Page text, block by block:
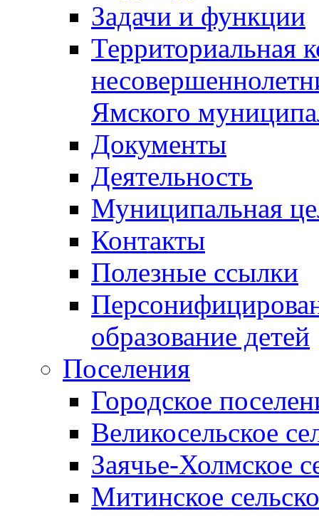
Задачи и функции
Территориальная
Ямского
Документы
Деятельность
Муниципальная
Контакты
Полезные ссылки
образование детей
Поселения
Городское
Великосельское
Заячье-Холмское
Митинское